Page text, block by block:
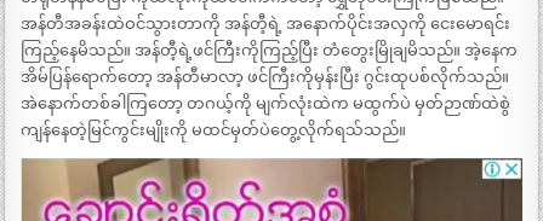
အန်တီအခန်းထဲဝင်သွားတာကို အန်တီ့ရဲ့ အနောက်ပိုင်းအလှကို ငေးမောရင်း
ကြည့်နေမိသည်။ အန်တီ့ရဲ့ဖင်ကြီးကိုကြည့်ပြီး တံတွေးမြိုချမိသည်။ အဲ့နေက
အိမ်ပြန်ရောက်တော့ အန်တီမာလာ့ ဖင်ကြီးကိုမှန်းပြီး ဂွင်းထုပစ်လိုက်သည်။
အဲနောက်တစ်ခါကြတော့ တဂယ့်ကို မျက်လုံးထဲက မထွက်ပဲ မှတ်ဉာဏ်ထဲစွဲ
ကျန်နေတဲ့မြင်ကွင်းမျိုးကို မထင်မှတ်ပဲတွေ့လိုက်ရသ်သည်။